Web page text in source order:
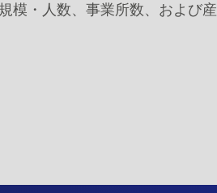
模・人数、事業所数、および産